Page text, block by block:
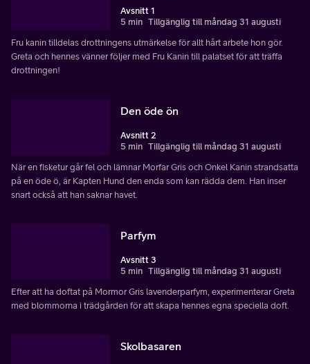
Avsnitt 1
5 min Tillgänglig till måndag 31 augusti
Fru kanin tilldelas drottningens utmärkelse för allt hårt arbete hon gör.
Greta och hennes vänner följer med Fru Kanin till palatset för att träffa
drottningen!
Den öde ön
Avsnitt 2
5 min Tillgänglig till måndag 31 augusti
När en fisketur går fel och lämnar Morfar Gris och Onkel Kanin strandsatta
på en öde ö, är Kapten Hund den enda som kan rädda dem. Han inser
snart också att han saknar havet.
Parfym
Avsnitt 3
5 min Tillgänglig till måndag 31 augusti
Efter att ha doftat på Mormor Gris lavenderparfym, experimenterar Greta
med blommorna i trädgården för att skapa hennes egna speciella doft.
Skolbasaren